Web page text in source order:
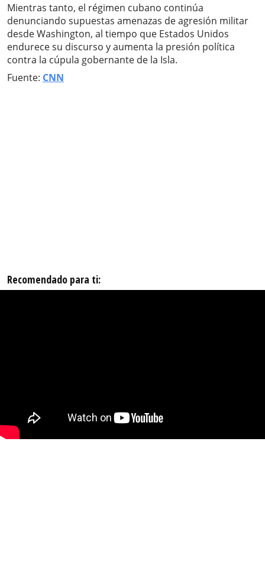
Mientras tanto, el régimen cubano continúa
denunciando supuestas amenazas de agresión militar
desde Washington, al tiempo que Estados Unidos
endurece su discurso y aumenta la presión política
contra la cúpula gobernante de la Isla.
Fuente: CNN
Recomendado para ti: